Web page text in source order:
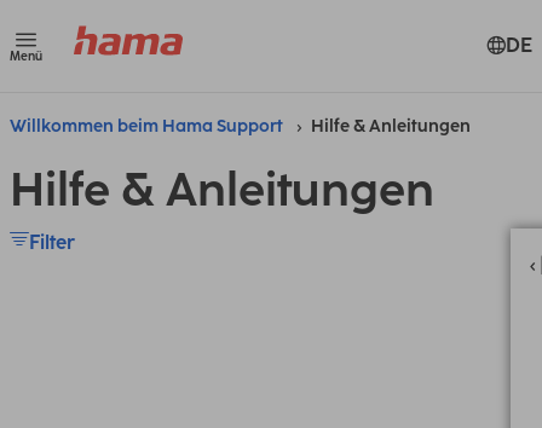
Menü DE
Willkommen beim Hama Support Hilfe & Anleitungen
Hilfe & Anleitungen
Filter